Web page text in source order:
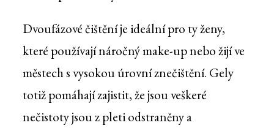
Dvoufázové čištění je ideální pro ty ženy,
které používají náročný make-up nebo žijí ve
městech s vysokou úrovní znečištění. Gely
totiž pomáhají zajistit, že jsou veškeré
nečistoty jsou z pleti odstraněny a